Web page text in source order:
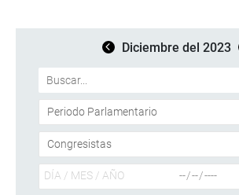
Diciembre del 2023